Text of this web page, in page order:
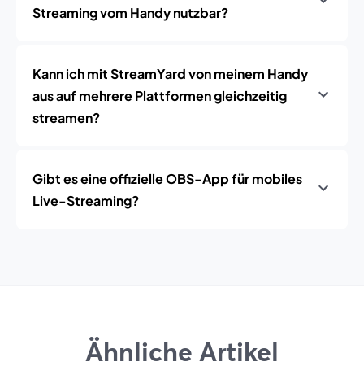
Streaming vom Handy nutzbar?
Kann ich mit StreamYard von meinem Handy
aus auf mehrere Plattformen gleichzeitig
streamen?
Gibt es eine offizielle OBS-App für mobiles
Live-Streaming?
Ähnliche Artikel